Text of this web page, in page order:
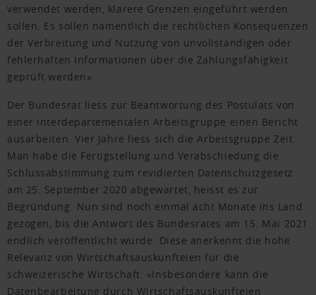
verwendet werden, klarere Grenzen eingeführt werden
sollen. Es sollen namentlich die rechtlichen Konsequenzen
der Verbreitung und Nutzung von unvollständigen oder
fehlerhaften Informationen über die Zahlungsfähigkeit
geprüft werden».
Der Bundesrat liess zur Beantwortung des Postulats von
einer interdepartementalen Arbeitsgruppe einen Bericht
ausarbeiten. Vier Jahre liess sich die Arbeitsgruppe Zeit.
Man habe die Fertigstellung und Verabschiedung die
Schlussabstimmung zum revidierten Datenschutzgesetz
am 25. September 2020 abgewartet, heisst es zur
Begründung. Nun sind noch einmal acht Monate ins Land
gezogen, bis die Antwort des Bundesrates am 15. Mai 2021
endlich veröffentlicht wurde. Diese anerkennt die hohe
Relevanz von Wirtschaftsauskunfteien für die
schweizerische Wirtschaft: «Insbesondere kann die
Datenbearbeitung durch Wirtschaftsauskunfteien